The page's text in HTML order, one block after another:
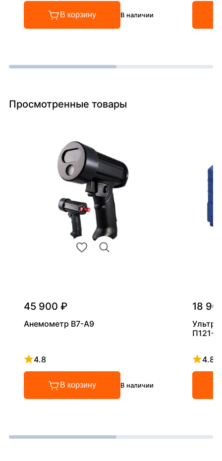
В корзину В наличии
Просмотренные товары
45 900 ₽
Анемометр В7-А9
4.8
Рейтинг 4.8 из 5
В корзину В наличии
18
П121-
4.8